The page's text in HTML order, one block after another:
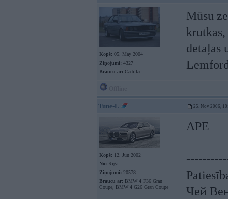
Kopš: 05. May 2004
Ziņojumi: 4327
Braucu ar: Cadillac
Mūsu
detaļas
Tune-L 25. Nov 2006,
Kopš: 12. Jun 2002
No: Rīga
Ziņojumi: 20578
Braucu ar: BMW 4 F36 Gran
Coupe, BMW 4 G26 Gran Coupe
APE
Чей